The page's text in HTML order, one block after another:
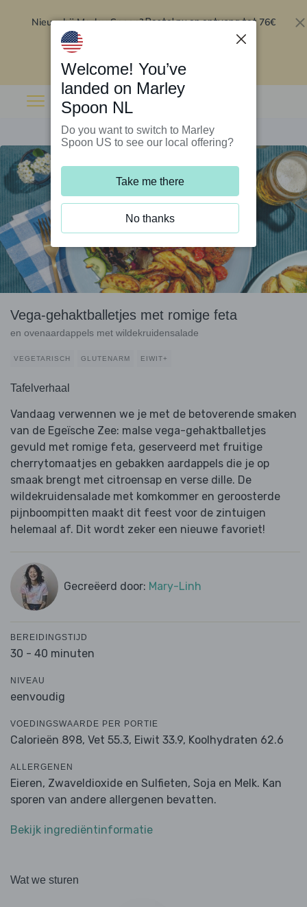
Nieuw bij Marley Spoon?Bestel nu en ontvang tot 76€
Vega-gehaktballetjes met romige feta
en ovenaardappels met wildekruidensalade
VEGETARISCH GLUTENARM EIWIT+
Tafelverhaal
Vandaag verwennen we je met de betoverende smaken
van de Egeïsche Zee: malse vega-gehaktballetjes
gevuld met romige feta, geserveerd met fruitige
cherrytomaatjes en gebakken aardappels die je op
smaak brengt met citroensap en verse dille. De
wildekruidensalade met komkommer en geroosterde
pijnboompitten maakt dit feest voor de zintuigen
helemaal af. Dit wordt zeker een nieuwe favoriet!
Gecreëerd door: Mary-Linh
BEREIDINGSTIJD
30 - 40 minuten
NIVEAU
eenvoudig
VOEDINGSWAARDE PER PORTIE
Calorieën 898, Vet 55.3, Eiwit 33.9, Koolhydraten 62.6
ALLERGENEN
Eieren, Zwaveldioxide en Sulfieten, Soja en Melk. Kan
sporen van andere allergenen bevatten.
Bekijk ingrediëntinformatie
Wat we sturen
Welcome! You’ve
landed on Marley
Spoon NL
Do you want to switch to Marley
Spoon US to see our local offering?
Take me there
No thanks